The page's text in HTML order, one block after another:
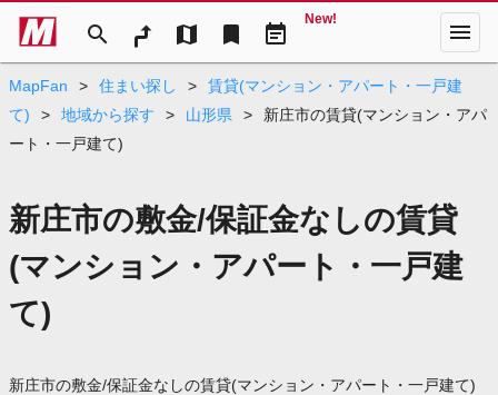
search map bookmark event_note
New! menu
MapFan > 住まい探し >
賃貸(マンション・アパート・一戸建
て)
> 地域から探す > 山形県 >
新庄市の賃貸(マンション・アパ
ート・一戸建て)
新庄市の敷金/保証金なしの賃貸
(マンション・アパート・一戸建
て)
新庄市の敷金/保証金なしの賃貸(マンション・アパート・一戸建て)